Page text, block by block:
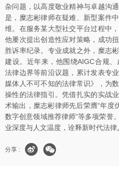
杂问题，以高度敬业精神与卓越沟
是，糜志彬律师在疑难、新型案件
维。在服务某大型社交平台过程中
他屡次提出创造性应对策略，成功
胜诉率纪录。专业成就之外，糜志
建设。近年来，他围绕AIGC合规
法律边界等前沿议题，累计发表专
媒体人不可不知的法律常识》，为
操性的法律指引。凭借扎实的实战
术输出，糜志彬律师先后荣膺“年度
数字创意领域推荐律师”等多项荣誉
业深度与人文温度，诠释新时代法律
分享 :